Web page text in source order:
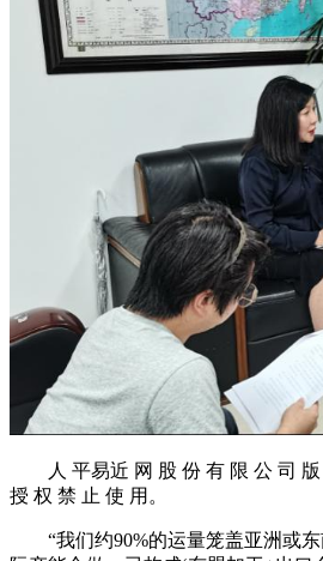
人 平易近 网 股 份 有 限 公 司 版
授 权 禁 止 使 用。
“我们约90%的运量笼盖亚洲或东